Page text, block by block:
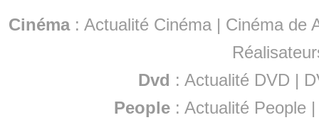
Cinéma: Actualité Cinéma | Cinéma de
Dvd : Actualité DVD |
People :Actualité People